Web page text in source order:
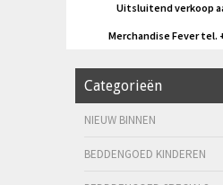
Uitsluitend verkoop
Merchandise Fever tel.
Categorieën
NIEUW BINNEN
BEDDENGOED KINDEREN